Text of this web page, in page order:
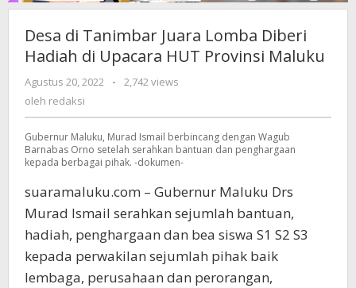
Desa di Tanimbar Juara Lomba Diberi
Hadiah di Upacara HUT Provinsi Maluku
Agustus 20, 2022
oleh
-
2,742 views
oleh redaksi
Gubernur Maluku, Murad Ismail berbincang dengan Wagub
Barnabas Orno setelah serahkan bantuan dan penghargaan
kepada berbagai pihak. -dokumen-
suaramaluku.com – Gubernur Maluku Drs
Murad Ismail serahkan sejumlah bantuan,
hadiah, penghargaan dan bea siswa S1 S2 S3
kepada perwakilan sejumlah pihak baik
lembaga, perusahaan dan perorangan,